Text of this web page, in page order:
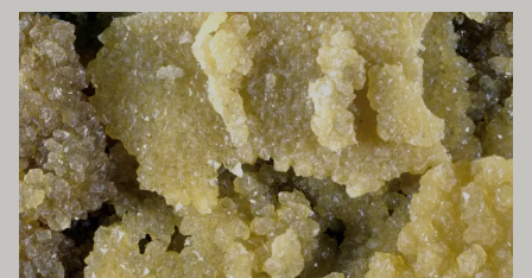
KIINNOSTAA SINUA
Lue lisää